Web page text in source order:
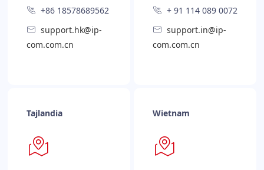
+86 18578689562
support.hk@ip-
com.com.cn
+ 91 114 089 0072
support.in@ip-
com.com.cn
Tajlandia Wietnam